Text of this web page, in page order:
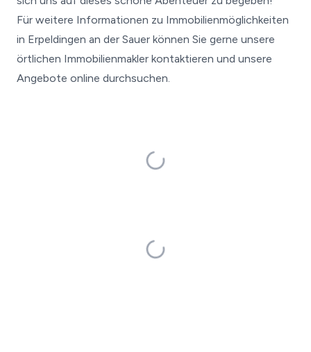
Für weitere Informationen zu Immobilienmöglichkeiten
in Erpeldingen an der Sauer können Sie gerne unsere
örtlichen Immobilienmakler kontaktieren und unsere
Angebote online durchsuchen.